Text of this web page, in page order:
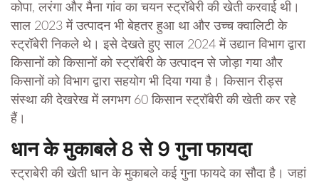
कोपा, लरंगा और मैना गांव का चयन स्ट्रॉबेरी की खेती करवाई थी।
साल 2023 में उत्पादन भी बेहतर हुआ था और उच्च क्वालिटी के
स्ट्रॉबेरी निकले थे। इसे देखते हुए साल 2024 में उद्यान विभाग द्वारा
किसानों को किसानों को स्ट्रॉबेरी के उत्पादन से जोड़ा गया और
किसानों को विभाग द्वारा सहयोग भी दिया गया है। किसान रीड्स
संस्था की देखरेख में लगभग 60 किसान स्ट्रॉबेरी की खेती कर रहे
हैं।
धान के मुकाबले 8 से 9 गुना फायदा
स्ट्राबेरी की खेती धान के मुकाबले कई गुना फायदे का सौदा है। जहां